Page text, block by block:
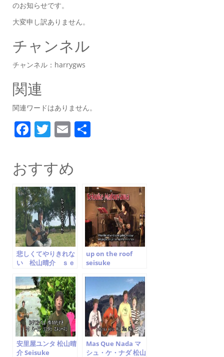
のお知らせです。
大変申し訳ありません。
チャンネル
チャンネル：harrygws
関連
関連ワードはありません。
F
c
e
b
o
o
k
T
itt
er
E
ai
l
おすすめ
悲しくてやりきれな
い 松山晴介 ｓｅ
ｓｕｙａｍａ
up on the roof
seisuke
king cover 松山晴
安里屋ユンタ 松山晴
介 Seisuke
Mas Que Nada マ
シュ・ケ・ナダ 松山